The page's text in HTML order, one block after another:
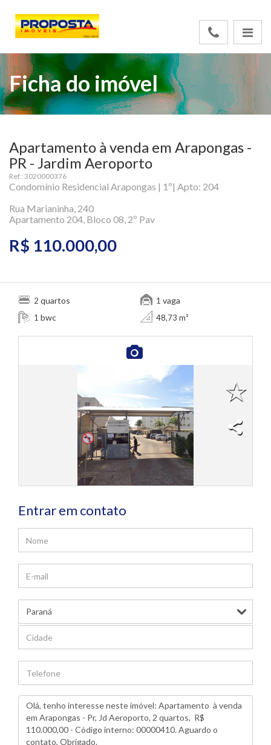
Ficha do imóvel
Apartamento à venda em Arapongas -
PR - Jardim Aeroporto
Ref.: 3020000376
Condomínio Residencial Arapongas | 1º| Apto: 204
Rua Marianinha, 240
Apartamento 204, Bloco 08, 2º Pav
R$ 110.000,00
2 quartos
1 bwc
1 vaga
48,73 m²
Entrar em contato